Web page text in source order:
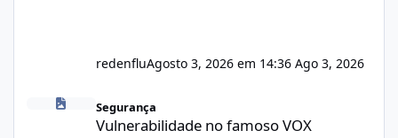
redenfluAgosto 3, 2026 em 14:36 Ago 3, 2026
Vulnerabilidade no famoso VOX
Segurança
Vulnerabilidade no famoso VOX